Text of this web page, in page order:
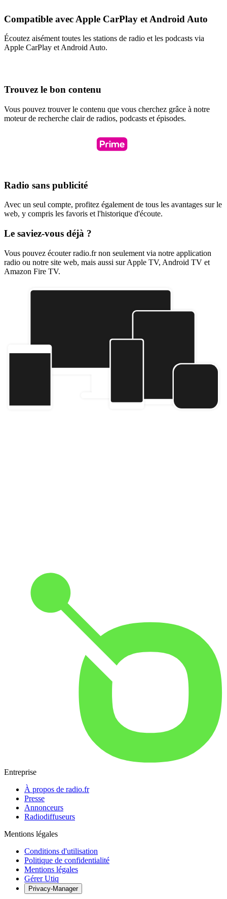
Compatible avec Apple CarPlay et Android Auto
Écoutez aisément toutes les stations de radio et les podcasts via
Apple CarPlay et Android Auto.
Trouvez le bon contenu
Vous pouvez trouver le contenu que vous cherchez grâce à notre
moteur de recherche clair de radios, podcasts et épisodes.
Radio sans publicité
Avec un seul compte, profitez également de tous les avantages sur le
web, y compris les favoris et l'historique d'écoute.
Le saviez-vous déjà ?
Vous pouvez écouter radio.fr non seulement via notre application
radio ou notre site web, mais aussi sur Apple TV, Android TV et
Amazon Fire TV.
Entreprise
À propos de radio.fr
Presse
Annonceurs
Radiodiffuseurs
Mentions légales
Conditions d'utilisation
Politique de confidentialité
Mentions légales
Gérer Utiq
Privacy-Manager